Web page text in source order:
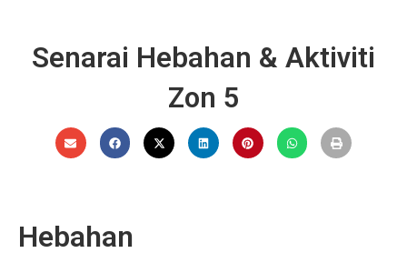
Senarai Hebahan & Aktiviti
Zon 5
Hebahan